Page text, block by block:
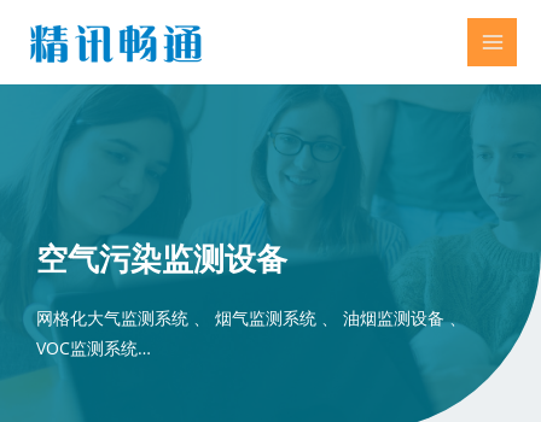
空气污染监测设备
网格化大气监测系统 、 烟气监测系统 、 油烟监测设备 、
VOC监测系统…